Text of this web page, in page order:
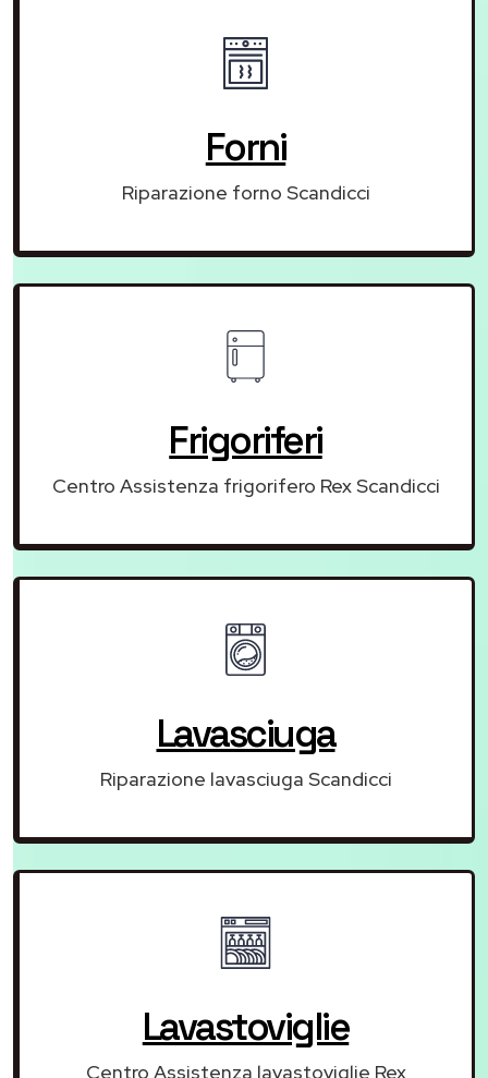
Forni
Riparazione forno Scandicci
Frigoriferi
Centro Assistenza frigorifero Rex Scandicci
Lavasciuga
Riparazione lavasciuga Scandicci
Lavastoviglie
Centro Assistenza lavastoviglie Rex